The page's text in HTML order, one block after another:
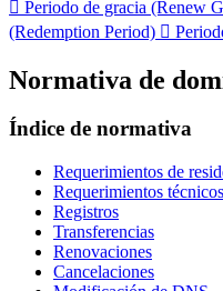
 Periodo de gracia (Renew
(Redemption Period) 
Normativa de
Índice de normativa
Requerimientos de
Requerimientos técnicos
Registros
Transferencias
Renovaciones
Cancelaciones